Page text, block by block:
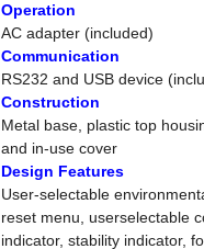
Operation
AC adapter (included)
Communication
RS232 and USB device
Construction
Metal base, plastic top
and in-use cover
Design Features
User-selectable
reset menu, userselectable
indicator, stability indicator,